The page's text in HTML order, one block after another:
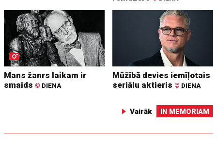
Mans žanrs laikam ir
smaids © DIENA
Mūžībā devies iemīļotais
seriālu aktieris © DIENA
Vairāk IN MEMORIAM